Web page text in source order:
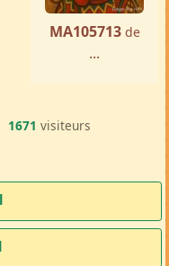
MA105713 de
...
1671 visiteurs